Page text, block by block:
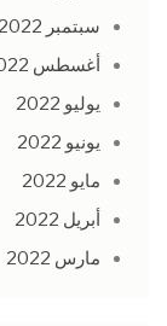
سبتمبر 2022
أغسطس 2022
يوليو 2022
يونيو 2022
مايو 2022
أبريل 2022
مارس 2022